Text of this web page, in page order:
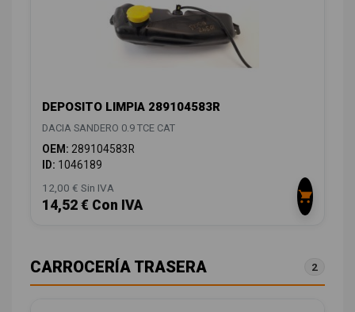
DEPOSITO LIMPIA 289104583R
DACIA SANDERO 0.9 TCE CAT
OEM: 289104583R
ID: 1046189
12,00 € Sin IVA
14,52 € Con IVA
CARROCERÍA TRASERA 2